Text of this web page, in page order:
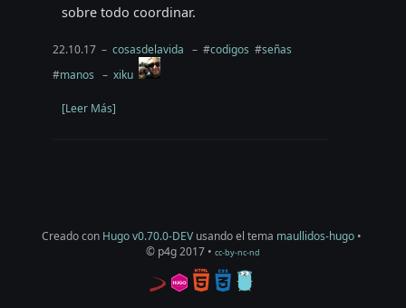
sobre todo coordinar.
22.10.17 –cosasdelavida – #codigos #señas
#manos –xiku
[Leer Más]
Creado con Hugo v0.70.0-DEVusando el tema maullidos-hugo•
© p4g 2017 • cc-by-nc-nd